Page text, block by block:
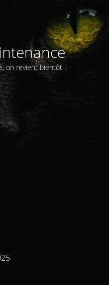
on revient bientôt !